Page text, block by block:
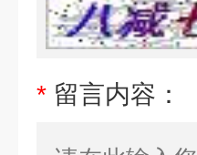
* 留言内容：